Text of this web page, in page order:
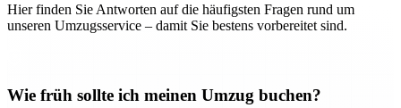
Hier finden Sie Antworten auf die häufigsten Fragen rund um
unseren Umzugsservice – damit Sie bestens vorbereitet sind.
Wie früh sollte ich meinen Umzug buchen?